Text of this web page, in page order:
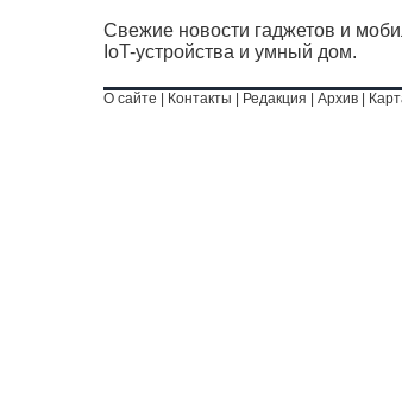
Свежие новости гаджетов и
IoT-устройства и умный дом.
О сайте Контакты Редакция Архив